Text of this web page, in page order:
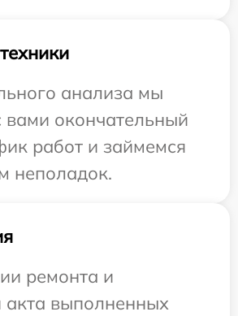
анализа мы
вами окончательный
работ и займемся
неполадок.
ремонта и
акта выполненных